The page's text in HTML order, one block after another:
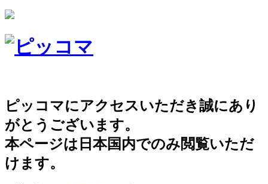
ピッコマにアクセスいただき誠にあり
がとうございます。
本ページは日本国内でのみ閲覧いただ
けます。